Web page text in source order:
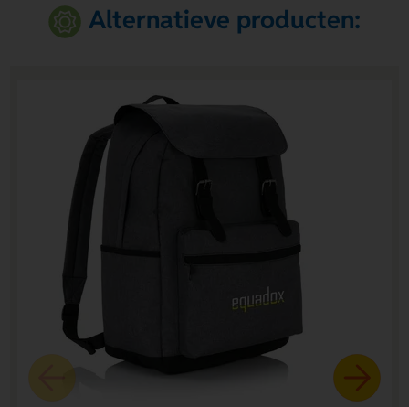
Alternatieve producten: